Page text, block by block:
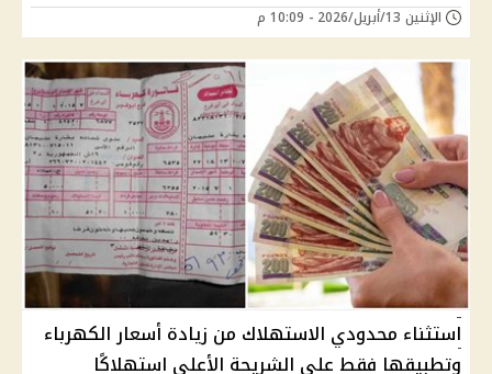
الإثنين 13/أبريل/2026 - 10:09 م
استثناء محدودي الاستهلاك من زيادة أسعار الكهرباء
وتطبيقها فقط على الشريحة الأعلى استهلاكًا